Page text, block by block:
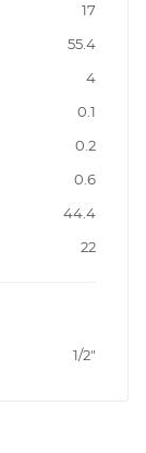
17
55.4
4
0.1
0.2
0.6
44.4
22
1/2"